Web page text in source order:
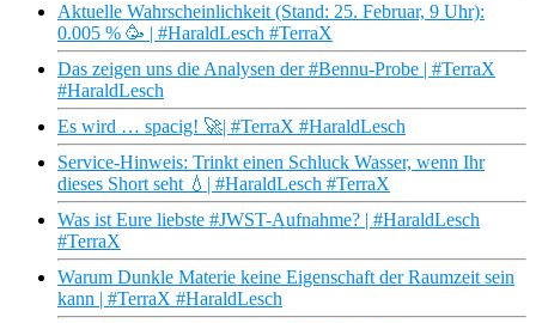
Aktuelle Wahrscheinlichkeit (Stand: 25. Februar, 9 Uhr):
0.005 % 🥳 | #HaraldLesch #TerraX
Das zeigen uns die Analysen der #Bennu-Probe | #TerraX
#HaraldLesch
Es wird … spacig! 🚀| #TerraX #HaraldLesch
Service-Hinweis: Trinkt einen Schluck Wasser, wenn Ihr
dieses Short seht 💧| #HaraldLesch #TerraX
Was ist Eure liebste #JWST-Aufnahme? | #HaraldLesch
#TerraX
Warum Dunkle Materie keine Eigenschaft der Raumzeit sein
kann | #TerraX #HaraldLesch